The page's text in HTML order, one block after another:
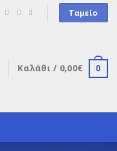
Ταμείο
Καλάθι / 0,00€ 0